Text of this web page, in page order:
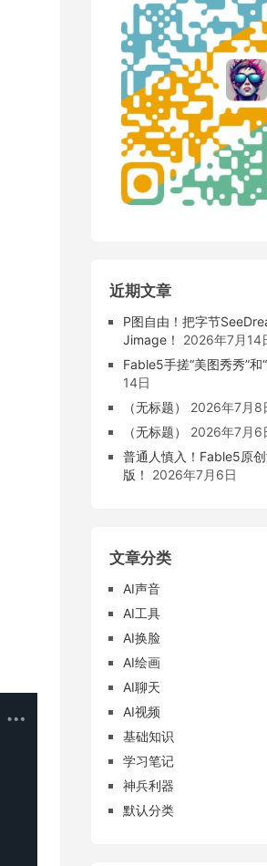
近期文章
P图自由！把字节
Jimage！
2026年7月14
Fable5手搓“美图秀秀”和
14日
（无标题）
2026年7月8
（无标题）
2026年7月6
普通人慎入！Fable5原
版！
2026年7月6日
文章分类
AI声音
AI工具
AI换脸
AI绘画
AI聊天
AI视频
基础知识
学习笔记
神兵利器
默认分类